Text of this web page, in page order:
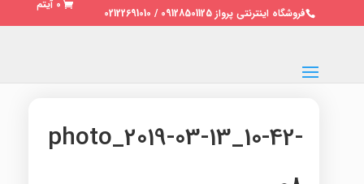
فروشگاه اینترنتی پرواز 09128501125 / 02122691010
0 آیتم
photo_2019-03-13_10-42-